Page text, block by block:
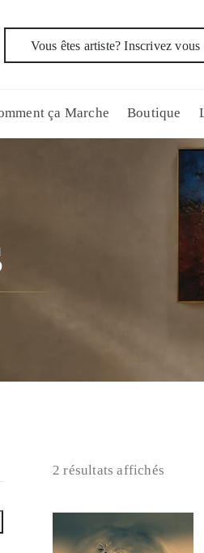
Vous êtes artiste? Inscrivez vous
ça Marche Boutique
2 résultats affichés